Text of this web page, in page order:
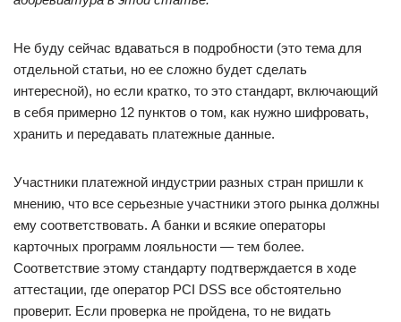
Не буду сейчас вдаваться в подробности (это тема для
отдельной статьи, но ее сложно будет сделать
интересной), но если кратко, то это стандарт, включающий
в себя примерно 12 пунктов о том, как нужно шифровать,
хранить и передавать платежные данные.
Участники платежной индустрии разных стран пришли к
мнению, что все серьезные участники этого рынка должны
ему соответствовать. А банки и всякие операторы
карточных программ лояльности — тем более.
Соответствие этому стандарту подтверждается в ходе
аттестации, где оператор PCI DSS все обстоятельно
проверит. Если проверка не пройдена, то не видать